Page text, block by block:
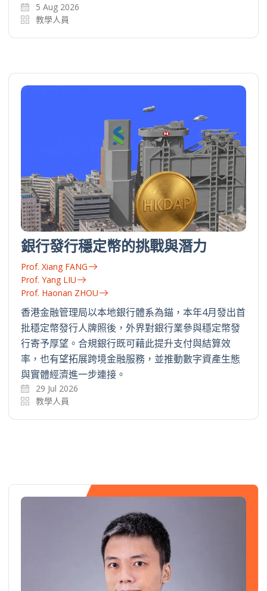
5 Aug 2026
教學人員
銀行發行穩定幣的挑戰與潛力
Prof. Xiang FANG
Prof. Yang LIU
Prof. Haonan ZHOU
香港金融管理局以本地銀行體系為錨，本年4月發出首
批穩定幣發行人牌照後，外界對銀行業參與穩定幣發
行寄予厚望。合規銀行既可藉此提升支付與結算效
率，也有望拓展跨境金融服務，並推動數字資產生態
與實體經濟進一步連接。
29 Jul 2026
教學人員